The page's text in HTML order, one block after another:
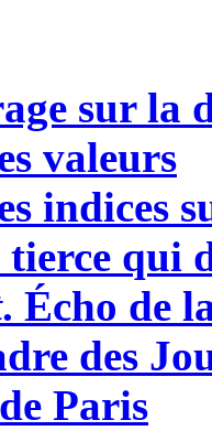
sur la
valeurs
indices
tierce qui
. Écho de
des
Paris